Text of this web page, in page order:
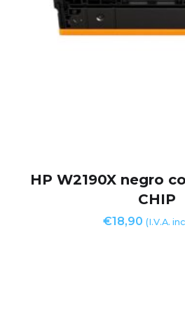
HP W2190X negro
CHIP
€18,90 (I.V.A.